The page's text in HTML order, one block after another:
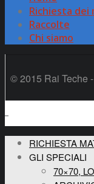
Richiesta dei
Raccolte
Chi siamo
© 2015 Rai Teche
RICHIESTA
GLI SPECIALI
70×70,